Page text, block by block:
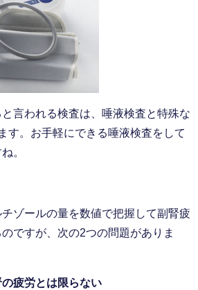
言われる検査は、唾液検査と特殊な
す。お手軽にできる唾液検査をして
。
ゾールの量を数値で把握して副腎疲
ですが、次の2つの問題がありま
疲労とは限らない